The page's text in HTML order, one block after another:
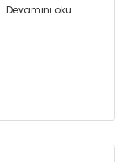
Devamını oku